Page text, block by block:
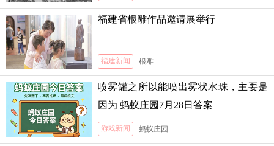
福建省根雕作品邀请展举行
福建新闻 根雕
喷雾罐之所以能喷出雾状水珠，主要是
因为 蚂蚁庄园7月28日答案
游戏新闻 蚂蚁庄园